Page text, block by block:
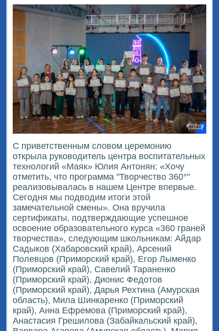
С приветственным словом церемонию
открыла руководитель центра воспитательных
технологий «Маяк» Юлия Антонян: «Хочу
отметить, что программа "Творчество 360°"
реализовывалась в нашем Центре впервые.
Сегодня мы подводим итоги этой
замечательной смены». Она вручила
сертификаты, подтверждающие успешное
освоение образовательного курса «360 граней
творчества», следующим школьникам: Айдар
Садыков (Хабаровский край), Арсений
Полевцов (Приморский край), Егор Лыменко
(Приморский край), Савелий Тараненко
(Приморский край), Дионис Федотов
(Приморский край), Дарья Рехтина (Амурская
область), Мила Шинкаренко (Приморский
край), Анна Ефремова (Приморский край),
Анастасия Грешилова (Забайкальский край),